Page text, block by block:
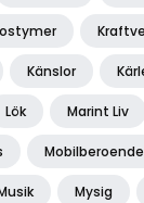
Känslor
Lök Marint Liv
Mobilberoende
Mysig